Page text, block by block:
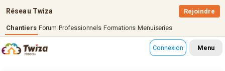
Réseau Twiza
Chantiers Forum Professionnels Formations Menuiseries
Rejoindre
Connexion Menu